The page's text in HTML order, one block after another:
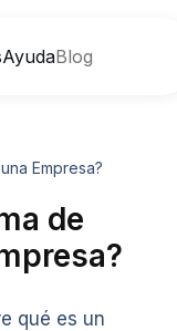
AyudaBlog
Empresa?
de
qué es un